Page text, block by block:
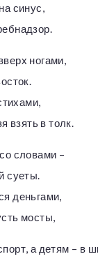
синус,
ногами,
взять в толк.
словами –
суеты.
деньгами,
мосты,
а детям – в